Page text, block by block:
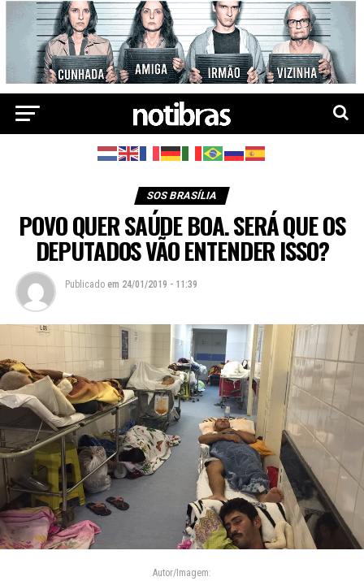
SOS BRASÍLIA
POVO QUER SAÚDE BOA. SERÁ QUE OS
DEPUTADOS VÃO ENTENDER ISSO?
Publicado em 24/01/2019 - 11:39
Autor/Imagem: